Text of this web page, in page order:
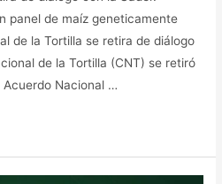
panel de maíz geneticamente
de la Tortilla se retira de diálogo
de la Tortilla (CNT) se retiró
Acuerdo Nacional …